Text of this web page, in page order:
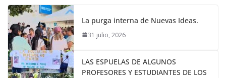
La purga interna de Nuevas Ideas.
31 julio, 2026
LAS ESPUELAS DE ALGUNOS
PROFESORES Y ESTUDIANTES DE LOS